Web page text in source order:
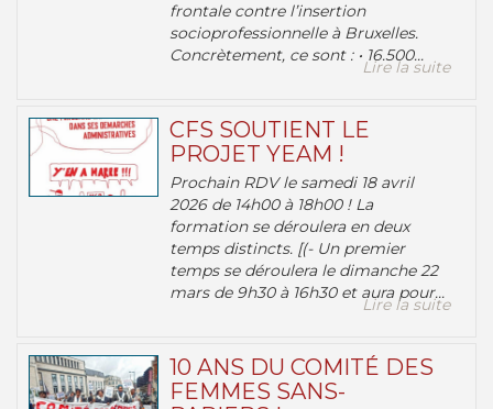
frontale contre l’insertion
socioprofessionnelle à Bruxelles.
Concrètement, ce sont : • 16.500...
Lire la suite
CFS SOUTIENT LE
PROJET YEAM !
Prochain RDV le samedi 18 avril
2026 de 14h00 à 18h00 ! La
formation se déroulera en deux
temps distincts. [(- Un premier
temps se déroulera le dimanche 22
mars de 9h30 à 16h30 et aura pour...
Lire la suite
10 ANS DU COMITÉ DES
FEMMES SANS-